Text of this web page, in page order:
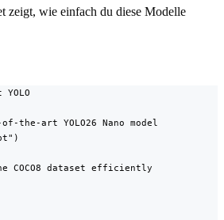
zeigt, wie einfach du diese Modelle
art YOLO26 Nano model
COCO8 dataset efficiently